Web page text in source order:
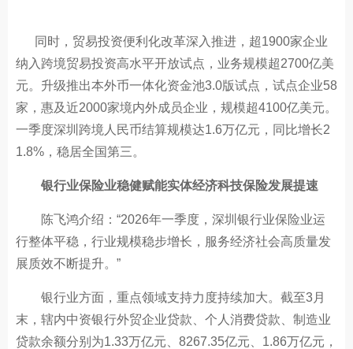
同时，贸易投资便利化改革深入推进，超1900家企业
纳入跨境贸易投资高水平开放试点，业务规模超2700亿美
元。升级推出本外币一体化资金池3.0版试点，试点企业58
家，惠及近2000家境内外成员企业，规模超4100亿美元。
一季度深圳跨境人民币结算规模达1.6万亿元，同比增长2
1.8%，稳居全国第三。
银行业保险业稳健赋能实体经济科技保险发展提速
陈飞鸿介绍：“2026年一季度，深圳银行业保险业运
行整体平稳，行业规模稳步增长，服务经济社会高质量发
展质效不断提升。”
银行业方面，重点领域支持力度持续加大。截至3月
末，辖内中资银行外贸企业贷款、个人消费贷款、制造业
贷款余额分别为1.33万亿元、8267.35亿元、1.86万亿元，